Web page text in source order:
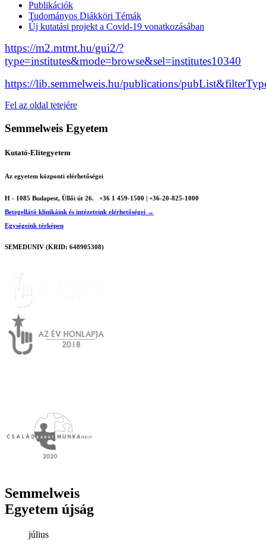
Publikációk
Tudományos Diákköri Témák
Új kutatási projekt a Covid-19 vonatkozásában
https://m2.mtmt.hu/gui2/?
type=institutes&mode=browse&sel=institutes10340
https://lib.semmelweis.hu/publications/
Fel az oldal tetejére
Semmelweis Egyetem
Kutató-Elitegyetem
Az egyetem központi elérhetőségei
H - 1085 Budapest, Üllői út 26.
+36 1 459-1500 | +36-20-825-1000
Betegellátó klinikáink és intézeteink elérhetőségei →
Egységeink térképen
SEMEDUNIV (KRID: 648905308)
Semmelweis
Egyetem újság
július